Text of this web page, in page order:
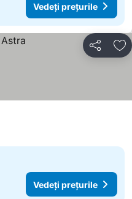
Vedeți prețurile
Distribuiți
Vedeți prețurile